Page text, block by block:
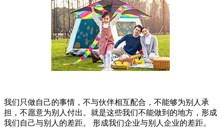
我们只做自己的事情，不与伙伴相互配合，不能够为别人承
担，不愿意为别人付出。就是这些我们不能做到的地方，形成
我们自己与别人的差距。 形成我们企业与别人企业的差距。